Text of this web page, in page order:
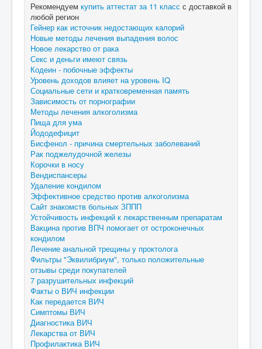
Рекомендуем купить аттестат за 11 класс с доставкой в
любой регион
Гейнер как источник недостающих калорий
Новые методы лечения выпадения волос
Новое лекарство от рака
Секс и деньги имеют связь
Кодеин - побочные эффекты
Уровень доходов влияет на уровень IQ
Социальные сети и кратковременная память
Зависимость от порнографии
Методы лечения алкоголизма
Пища для ума
Йододефицит
Бисфенол - причина смертельных заболеваний
Рак поджелудочной железы
Корочки в носу
Вендиспансеры
Удаление кондилом
Эффективное средство против алкоголизма
Сайт знакомств больных ЗППП
Устойчивость инфекций к лекарственным препаратам
Вакцина против ВПЧ помогает от остроконечных
кондилом
Лечение анальной трещины у проктолога
Фильтры "Эквилибриум", только положительные
отзывы среди покупателей
7 разрушительных инфекций
Факты о ВИЧ инфекции
Как передается ВИЧ
Симптомы ВИЧ
Диагностика ВИЧ
Лекарства от ВИЧ
Профилактика ВИЧ